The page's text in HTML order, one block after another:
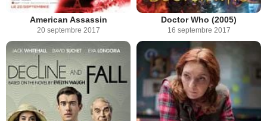
American Assassin
20 septembre 2017
Doctor Who (2005)
16 septembre 2017